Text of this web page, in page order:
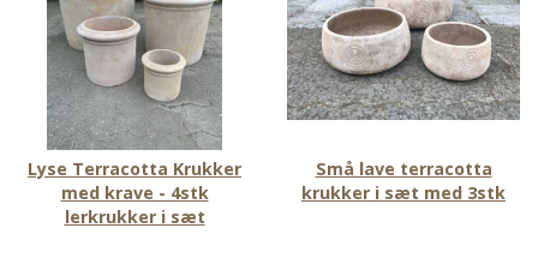
Lyse Terracotta Krukker
med krave - 4stk
lerkrukker i sæt
Små lave terracotta
krukker i sæt med 3stk